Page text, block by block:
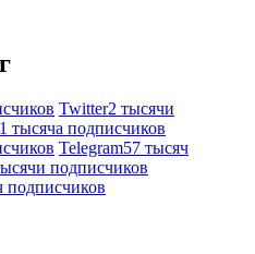
Twitter2 тысячи
1 тысяча подписчиков
Telegram57 тысяч
подписчиков
подписчиков